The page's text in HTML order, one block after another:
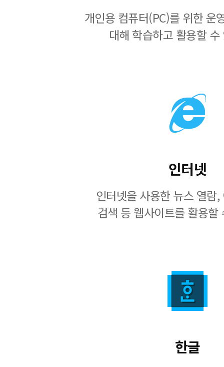
개인용 컴퓨터(PC)를 위한 운
대해 학습하고 활용할 수
인터넷
인터넷을 사용한 뉴스 열람
검색 등 웹사이트를 활용할
한글